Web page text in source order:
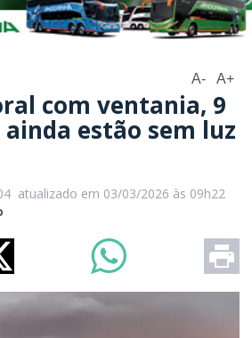
A- A+
com ventania, 9
estão sem luz
atualizado em 03/03/2026 às 09h22